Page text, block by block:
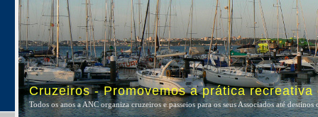
Cruzeiros - Promovemos a prática
Todos os anos a ANC organiza cruzeiros e passeios para os seus Associados até